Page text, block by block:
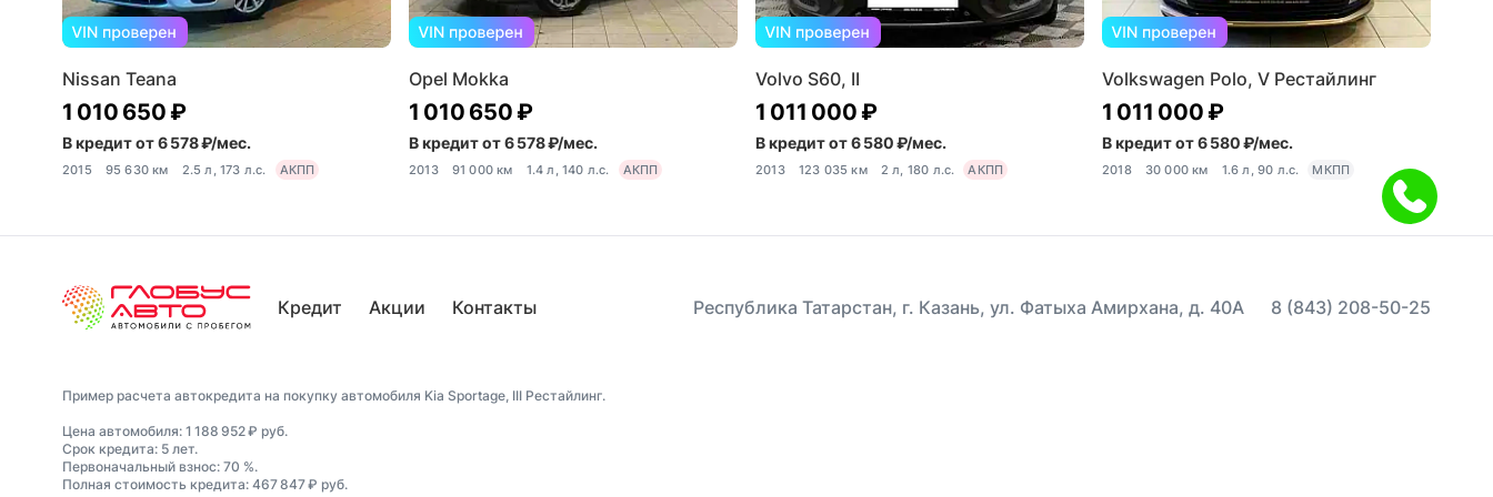
Nissan Teana
1 010 650 ₽
В кредит от 6 578 ₽/мес.
2015 95 630 км 2.5 л, 173 л.с. АКПП
Opel Mokka
1 010 650 ₽
В кредит от 6 578 ₽/мес.
2013 91 000 км 1.4 л, 140 л.с. АКПП
Volvo S60, II
1 011 000 ₽
В кредит от 6 580 ₽/мес.
2013 123 035 км 2 л, 180 л.с. АКПП
Volkswagen Polo, V Рестайлинг
1 011 000 ₽
В кредит от 6 580 ₽/мес.
2018 30 000 км 1.6 л, 90 л.с. МКПП
Кредит Акции Контакты Республика Татарстан, г. Казань, ул. Фатыха Амирхана, д. 40А 8 (843) 208-50-25
Пример расчета автокредита на покупку автомобиля Kia Sportage, III Рестайлинг.
Цена автомобиля: 1 188 952 ₽ руб.
Срок кредита: 5 лет.
Первоначальный взнос: 70 %.
Полная стоимость кредита: 467 847 ₽ руб.